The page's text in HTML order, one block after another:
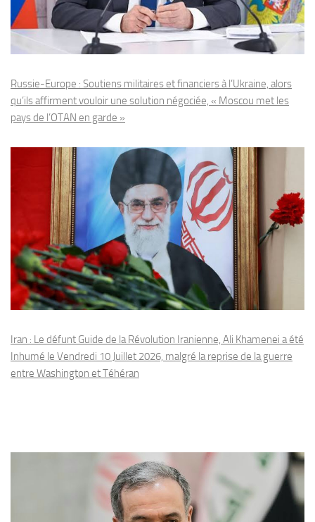
Russie-Europe : Soutiens militaires et financiers à l’Ukraine, alors
qu’ils affirment vouloir une solution négociée, « Moscou met les
pays de l’OTAN en garde »
Iran : Le défunt Guide de la Révolution Iranienne, Ali Khamenei a été
Inhumé le Vendredi 10 Juillet 2026, malgré la reprise de la guerre
entre Washington et Téhéran